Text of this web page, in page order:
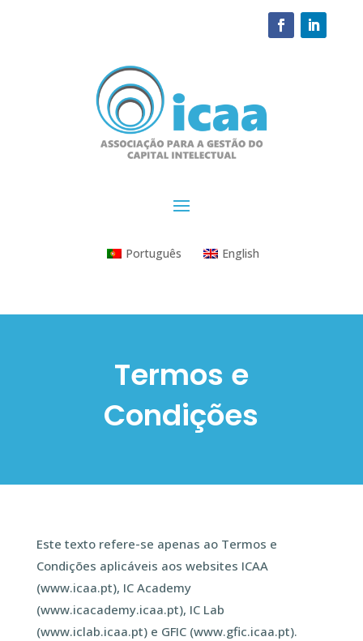
Português English
Termos e
Condições
Este texto refere-se apenas ao Termos e
Condições aplicáveis aos websites ICAA
(www.icaa.pt), IC Academy
(www.icacademy.icaa.pt), IC Lab
(www.iclab.icaa.pt) e GFIC (www.gfic.icaa.pt).